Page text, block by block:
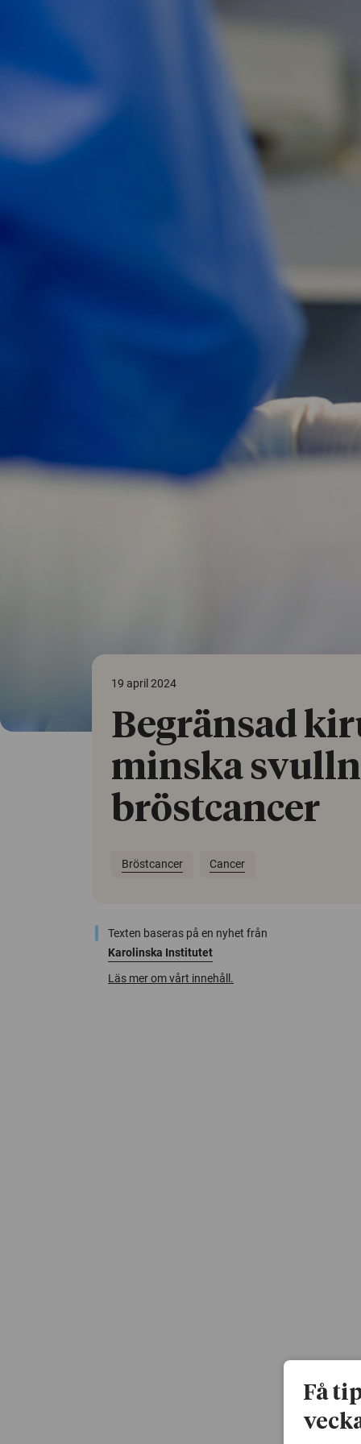
19 april 2024
Begränsad
minska
bröstcancer
Bröstcancer Cancer
Texten baseras på en nyhet från
Karolinska Institutet
Läs mer om vårt innehåll.
Få